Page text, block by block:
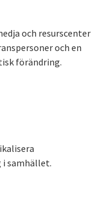
och resurscenter
och en
förändring.
i samhället.